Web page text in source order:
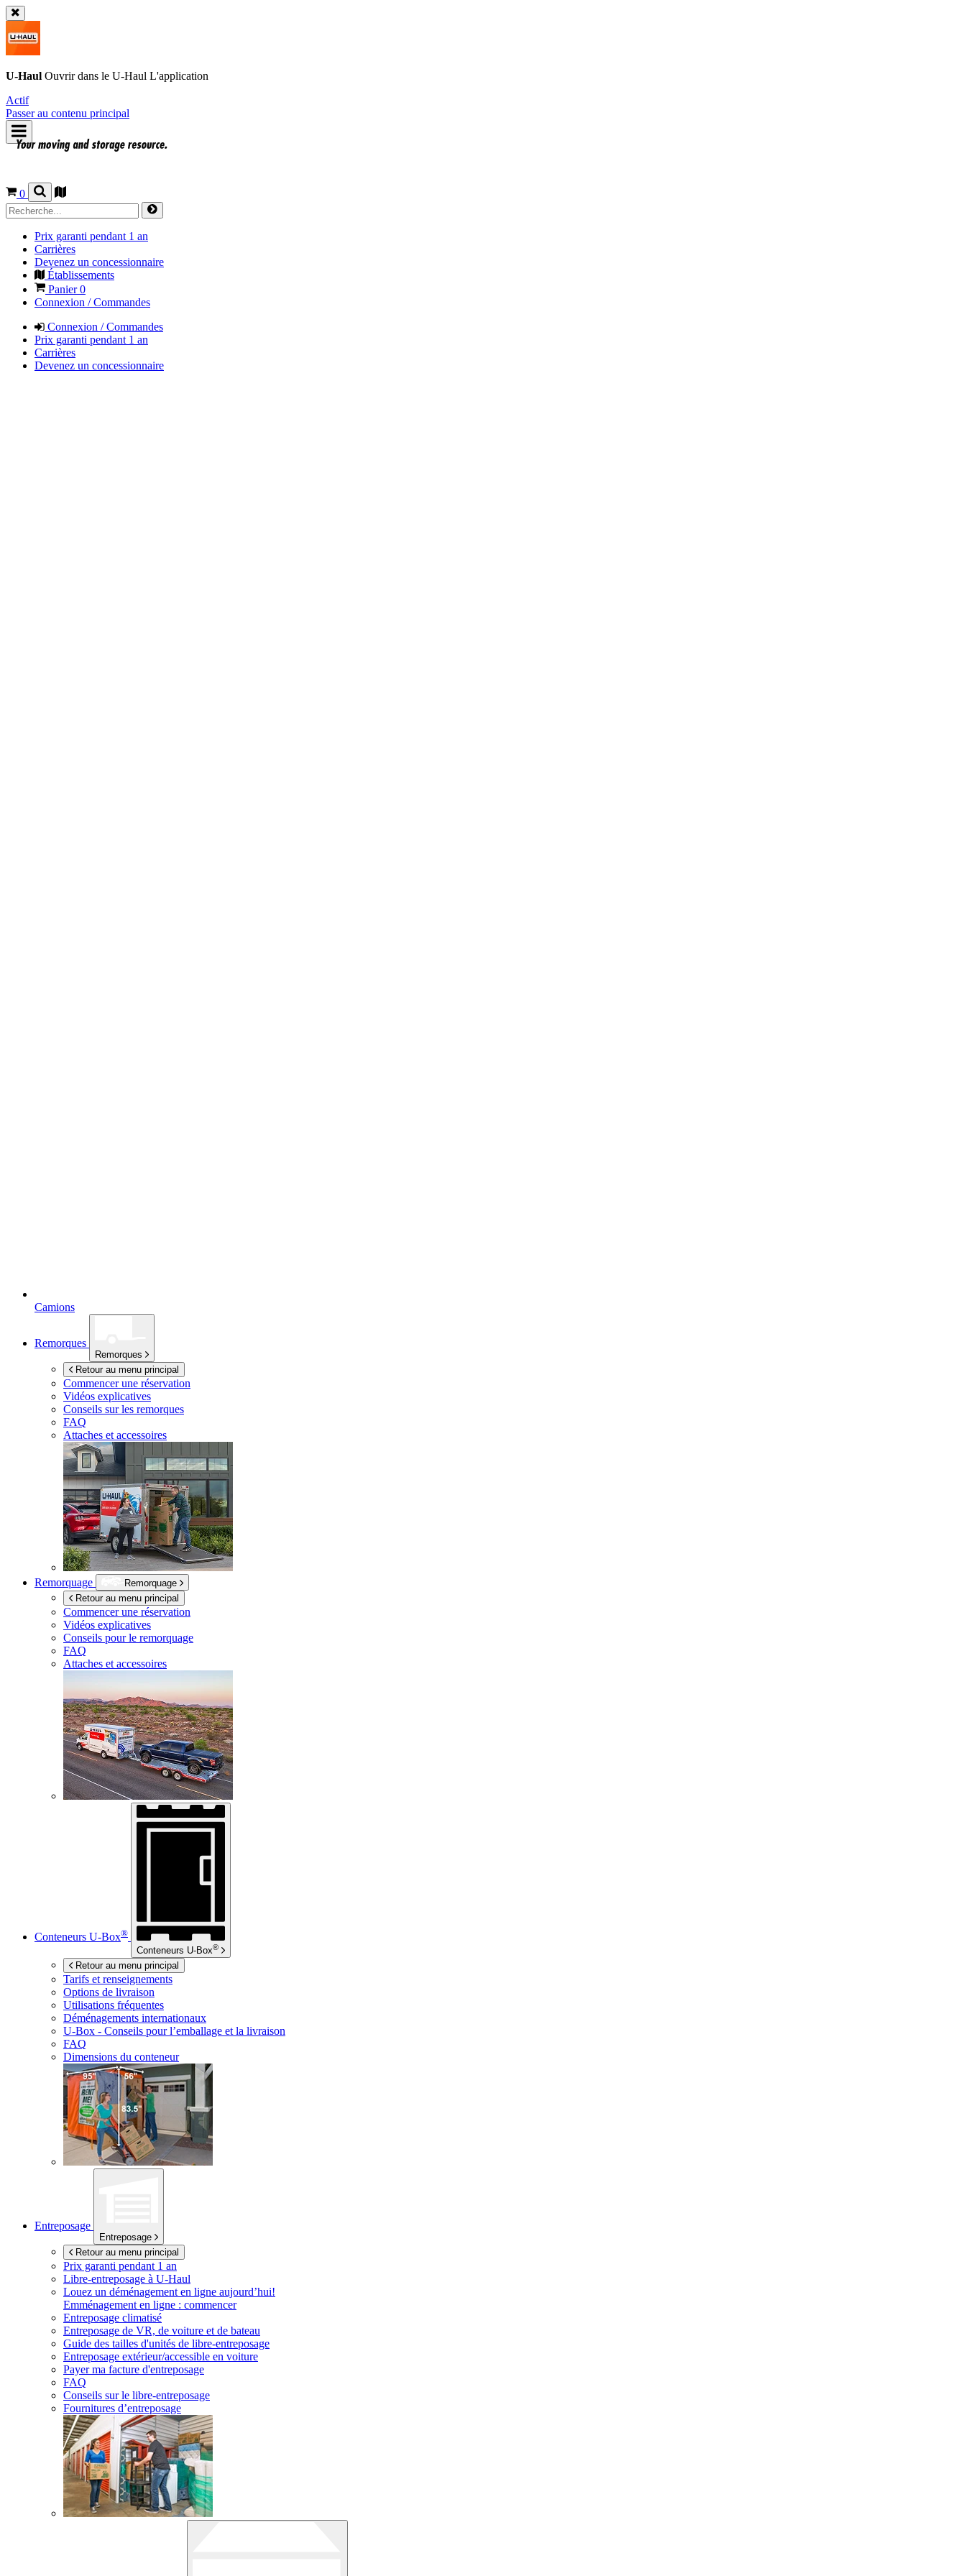
U-Haul Ouvrir dans le U-Haul L'application
Actif
Passer au contenu principal
0
Prix garanti pendant 1 an
Carrières
Devenez un concessionnaire
Établissements
Panier0
Connexion / Commandes
Connexion / Commandes
Prix garanti pendant 1 an
Carrières
Devenez un concessionnaire
Camions
Remorques
Remorques
Retour au menu principal
Commencer une réservation
Vidéos explicatives
Conseils sur les remorques
FAQ
Attaches et accessoires
Remorquage
Remorquage
Retour au menu principal
Commencer une réservation
Vidéos explicatives
Conseils pour le remorquage
FAQ
Attaches et accessoires
Conteneurs U-Box®
Conteneurs U-Box®
Retour au menu principal
Tarifs et renseignements
Options de livraison
Utilisations fréquentes
Déménagements internationaux
U-Box - Conseils pour l’emballage et la livraison
FAQ
Dimensions du conteneur
Entreposage
Entreposage
Retour au menu principal
Prix garanti pendant 1 an
Libre-entreposage à U-Haul
Louez un déménagement en ligne aujourd’hui!
Emménagement en ligne : commencer
Entreposage climatisé
Entreposage de VR, de voiture et de bateau
Guide des tailles d'unités de libre-entreposage
Entreposage extérieur/accessible en voiture
Payer ma facture d'entreposage
FAQ
Conseils sur le libre-entreposage
Fournitures d’entreposage